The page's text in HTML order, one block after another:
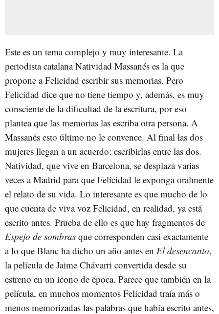
Este es un tema complejo y muy interesante. La
periodista catalana Natividad Massanés es la que
propone a Felicidad escribir sus memorias. Pero
Felicidad dice que no tiene tiempo y, además, es muy
consciente de la dificultad de la escritura, por eso
plantea que las memorias las escriba otra persona. A
Massanés esto último no le convence. Al final las dos
mujeres llegan a un acuerdo: escribirlas entre las dos.
Natividad, que vive en Barcelona, se desplaza varias
veces a Madrid para que Felicidad le exponga oralmente
el relato de su vida. Lo interesante es que mucho de lo
que cuenta de viva voz Felicidad, en realidad, ya está
escrito antes. Prueba de ello es que hay fragmentos de
Espejo de sombras que corresponden casi exactamente
a lo que Blanc ha dicho un año antes en El desencanto,
la película de Jaime Chávarri convertida desde su
estreno en un icono de época. Parece que también en la
película, en muchos momentos Felicidad traía más o
menos memorizadas las palabras que había escrito antes,